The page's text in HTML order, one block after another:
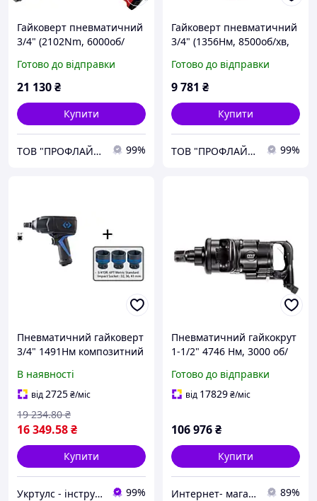
Гайковерт пневматичний
3/4" (2102Nm, 6000об/
кг)композитний корпус
7659 JTC
Готово до відправки
21 130₴
Купити
ТОВ "ПРОФЛАЙН 2000" 99%
Гайковерт пневматичний
3/4" (1356Нм, 8500об/хв,
композитний корпус 7658
JTC
Готово до відправки
9 781 ₴
Купити
ТОВ "ПРОФЛАЙН 2000" 99%
Пневматичний гайковерт
3/4" 1491Нм композитний
головки King Tony P33681-
100B (Тайвань)
В наявності
від2725₴/міс
16 349.58₴
19 234.80 ₴
Купити
Укртулс - інструменти та обладнання 99%
Пневматичний гайкокрут
1-1/2" 4746 Нм, 3000 об/
композитного матеріалу
9-NC-9223
Готово до відправки
від 17829₴/міс
106 976₴
Купити
Интернет- магазин "AKB-OK" 89%